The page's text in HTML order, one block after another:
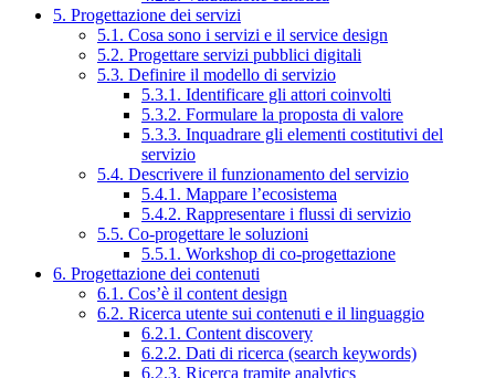
5. Progettazione dei servizi
5.1. Cosa sono i servizi e il service design
5.2. Progettare servizi pubblici digitali
5.3. Definire il modello di servizio
5.3.1. Identificare gli attori coinvolti
5.3.2. Formulare la proposta di valore
5.3.3. Inquadrare gli elementi costitutivi del
servizio
5.4. Descrivere il funzionamento del servizio
5.4.1. Mappare l’ecosistema
5.4.2. Rappresentare i flussi di servizio
5.5. Co-progettare le soluzioni
5.5.1. Workshop di co-progettazione
6. Progettazione dei contenuti
6.1. Cos’è il content design
6.2. Ricerca utente sui contenuti e il linguaggio
6.2.1. Content discovery
6.2.2. Dati di ricerca (search keywords)
6.2.3. Ricerca tramite analytics